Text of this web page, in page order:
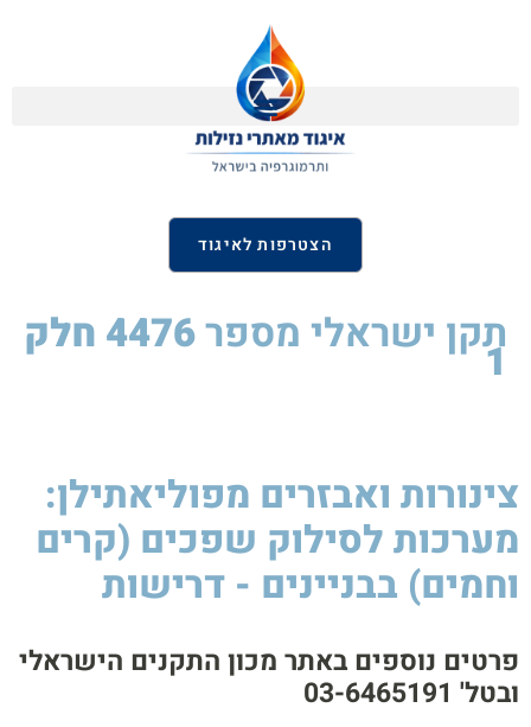
הצטרפות לאיגוד
תקן ישראלי מספר 4476 חלק 1
צינורות ואבזרים מפוליאתילן:
מערכות לסילוק שפכים (קרים
וחמים) בבניינים - דרישות
פרטים נוספים באתר מכון התקנים הישראלי
ובטל' 03-6465191​